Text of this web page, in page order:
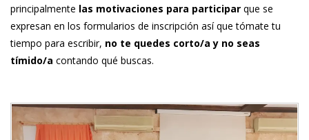
principalmente las motivaciones para participar que se
expresan en los formularios de inscripción así que tómate tu
tiempo para escribir, no te quedes corto/a y no seas
tímido/a contando qué buscas.